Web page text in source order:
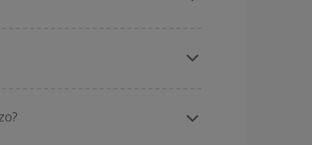
probabile che i prezzi siano convenienti.